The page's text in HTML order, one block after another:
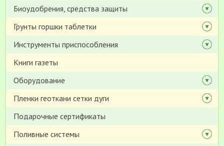
Биоудобрения, средства защиты
Грунты горшки таблетки
Инструменты приспособления
Книги газеты
Оборудование
Пленки геоткани сетки дуги
Подарочные сертификаты
Поливные системы